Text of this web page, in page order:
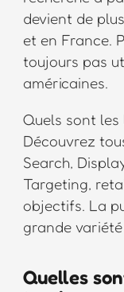
devient de
et en France.
toujours pas
américaines.
Quels sont
Découvrez
Search,
Targeting,
objectifs. La
grande
Quelles